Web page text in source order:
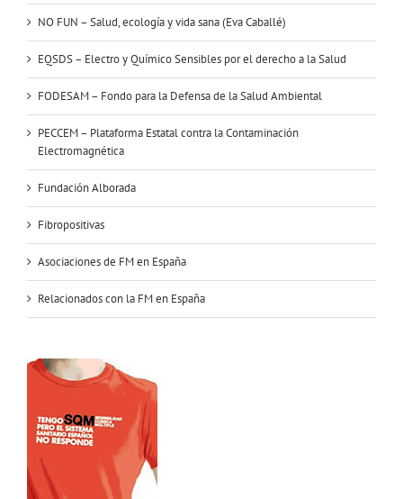
NO FUN – Salud, ecología y vida sana (Eva Caballé)
EQSDS – Electro y Químico Sensibles por el derecho a la Salud
FODESAM – Fondo para la Defensa de la Salud Ambiental
PECCEM – Plataforma Estatal contra la Contaminación
Electromagnética
Fundación Alborada
Fibropositivas
Asociaciones de FM en España
Relacionados con la FM en España